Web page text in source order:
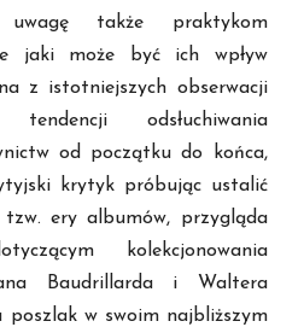
uwagę także praktykom
jaki może być ich wpływ
z istotniejszych obserwacji
odsłuchiwania
od początku do końca,
krytyk próbując ustalić
tzw. ery albumów, przygląda
kolekcjonowania
Baudrillarda i Waltera
poszlak w swoim najbliższym